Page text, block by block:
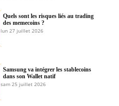
Quels sont les risques liés au trading
des memecoins ?
lun 27 juillet 2026
Samsung va intégrer les stablecoins
dans son Wallet natif
sam 25 juillet 2026